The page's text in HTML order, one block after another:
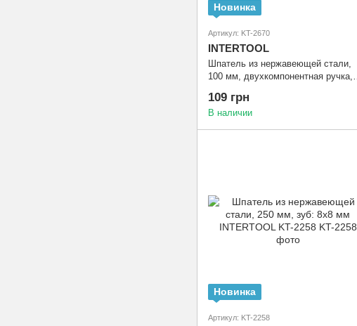
Новинка
Артикул: KT-2670
INTERTOOL
Шпатель из нержавеющей стали,
100 мм, двухкомпонентная ручка,
2670
109 грн
В наличии
Новинка
Артикул: KT-2258